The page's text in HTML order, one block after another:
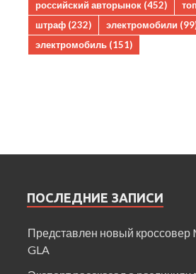
российский авторынок (452)
штраф (232) электромобили
электромобиль (151)
ПОСЛЕДНИЕ ЗАПИСИ
Представлен новый кроссовер
GLA